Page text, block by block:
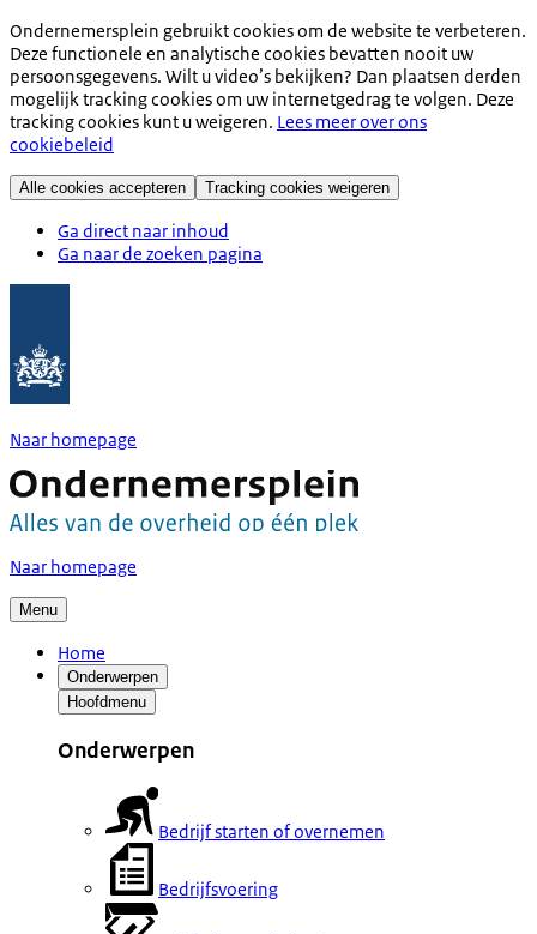
Ondernemersplein gebruikt cookies om de website te verbeteren.
Deze functionele en analytische cookies bevatten nooit uw
persoonsgegevens. Wilt u video’s bekijken? Dan plaatsen derden
mogelijk tracking cookies om uw internetgedrag te volgen. Deze
tracking cookies kunt u weigeren. Lees meer over ons
cookiebeleid
Alle cookies accepteren Tracking cookies weigeren
Ga direct naar inhoud
Ga naar de zoeken pagina
Naar homepage
Naar homepage
Menu
Home
Onderwerpen
Hoofdmenu
Onderwerpen
Bedrijf starten of overnemen
Bedrijfsvoering